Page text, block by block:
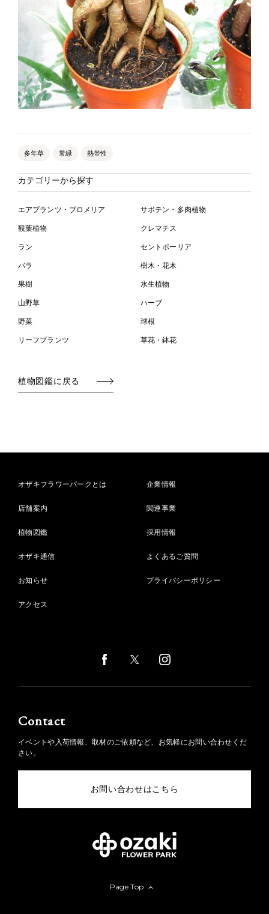
多年草 常緑 熱帯性
カテゴリーから探す
エアプランツ・ブロメリア サボテン・多肉植物
観葉植物 クレマチス
ラン セントポーリア
バラ 樹木・花木
果樹 水生植物
山野草 ハーブ
野菜 球根
リーフプランツ 草花・鉢花
植物図鑑に戻る
オザキフラワーパークとは
店舗案内
植物図鑑
オザキ通信
お知らせ
アクセス
企業情報
関連事業
採用情報
よくあるご質問
プライバシーポリシー
Contact
イベントや入荷情報、取材のご依頼など、お気軽にお問い合わせくだ
さい。
お問い合わせはこちら
Page Top